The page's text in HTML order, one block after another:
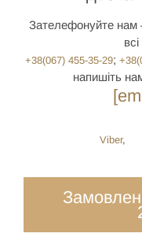
Зателефонуйте нам
+38(067) 455-35-29;
напишіть
Viber,